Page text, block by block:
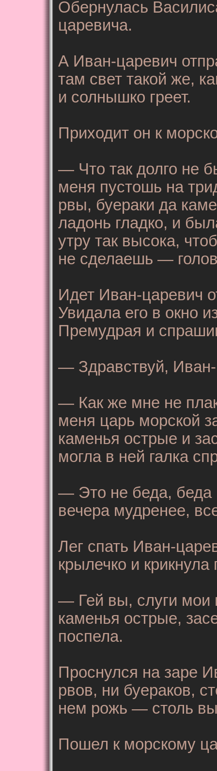
Обернулась
царевича.
А Иван-царевич
там свет такой же,
и солнышко греет.
Приходит он к
— Что так долго не
меня пустошь на
рвы, буераки да
ладонь гладко, и
утру так высока,
не сделаешь —
Идет Иван-царевич
Увидала его в окно
Премудрая и
— Здравствуй,
— Как же мне не
меня царь морской
каменья острые и
могла в ней галка
— Это не беда, беда
вечера мудренее,
Лег спать Иван-
крылечко и
— Гей вы, слуги мои
каменья острые,
поспела.
Проснулся на заре
рвов, ни буераков,
нем рожь — столь
Пошел к морскому